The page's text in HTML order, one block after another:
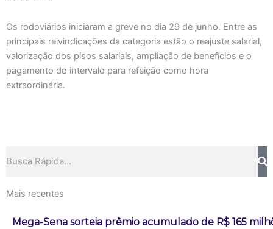
Os rodoviários iniciaram a greve no dia 29 de junho. Entre as
principais reivindicações da categoria estão o reajuste salarial,
valorização dos pisos salariais, ampliação de benefícios e o
pagamento do intervalo para refeição como hora
extraordinária.
Mais recentes
Mega-Sena sorteia prêmio acumulado de R$ 165